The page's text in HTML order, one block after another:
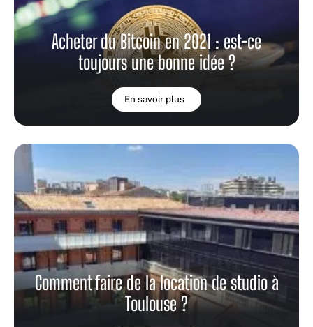
Acheter du Bitcoin en 2021 : est-ce
toujours une bonne idée ?
En savoir plus
Comment faire de la location de studio à
Toulouse ?